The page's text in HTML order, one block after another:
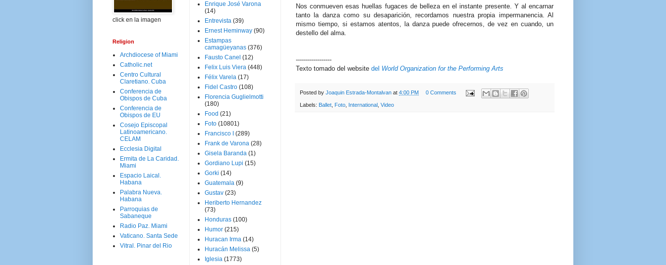
Nos conmueven esas huellas fugaces de belleza en el instante presente. Y al encarnar
tanto la danza como su desaparición, recordamos nuestra propia impermanencia. Al
mismo tiempo, si estamos atentos, la danza puede ofrecernos, de vez en cuando, un
destello del alma.
------------------
Texto tomado del website del World Organization for the Performing Arts
Posted by Joaquin Estrada-Montalvan at 4:00 PM 0 Comments
Labels: Ballet Foto International Video
click en la imagen
Religion
Archdiocese of Miami
Catholic.net
Centro Cultural
Claretiano. Cuba
Conferencia de
Obispos de Cuba
Conferencia de
Obispos de EU
Cosejo Episcopal
Latinoamericano.
CELAM
Ecclesia Digital
Ermita de La Caridad.
Miami
Espacio Laical.
Habana
Palabra Nueva.
Habana
Parroquias de
Sabaneque
Radio Paz. Miami
Vaticano. Santa Sede
Vitral. Pinar del Rio
Enrique José Varona
(14)
Entrevista (39)
Ernest Heminway (90)
Estampas
camagüeyanas (376)
Fausto Canel (12)
Felix Luis Viera (448)
Félix Varela (17)
Fidel Castro (108)
Florencia Guglielmotti
(180)
Food (21)
Foto (10801)
Francisco I
(289)
Frank de Varona (28)
Gisela Baranda (1)
Gordiano Lupi (15)
Gorki (14)
Guatemala (9)
Gustav (23)
Heriberto Hernandez
(73)
Honduras (100)
Humor (215)
Huracan Irma (14)
Huracán Melissa (5)
Iglesia (1773)